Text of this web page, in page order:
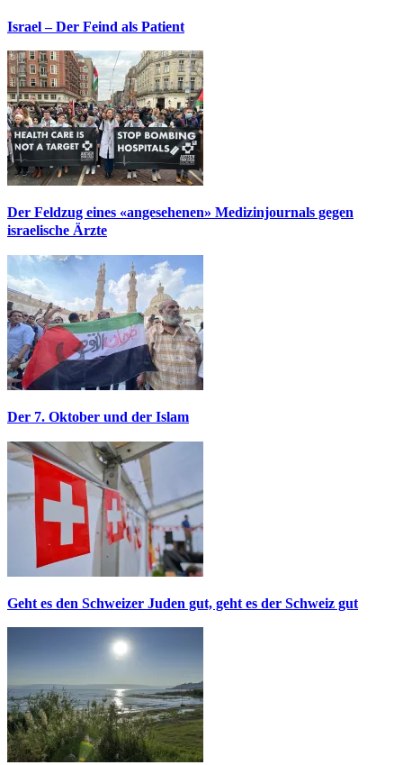
Israel – Der Feind als Patient
Der Feldzug eines «angesehenen» Medizinjournals gegen
israelische Ärzte
Der 7. Oktober und der Islam
Geht es den Schweizer Juden gut, geht es der Schweiz gut